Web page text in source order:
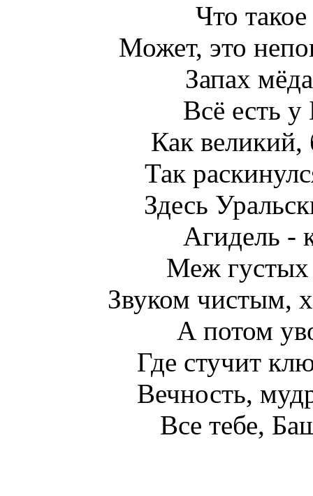
Что
Может, это
Запах
Всё есть
Как
Так
Здесь
Агидель -
Меж густых
Звуком чистым,
А потом
Где стучит
Вечность,
Все тебе,